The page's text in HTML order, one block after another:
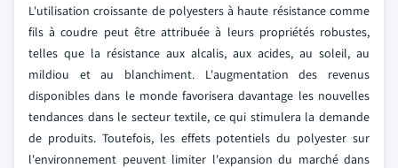
L'utilisation croissante de polyesters à haute résistance comme
fils à coudre peut être attribuée à leurs propriétés robustes,
telles que la résistance aux alcalis, aux acides, au soleil, au
mildiou et au blanchiment. L'augmentation des revenus
disponibles dans le monde favorisera davantage les nouvelles
tendances dans le secteur textile, ce qui stimulera la demande
de produits. Toutefois, les effets potentiels du polyester sur
l'environnement peuvent limiter l'expansion du marché dans